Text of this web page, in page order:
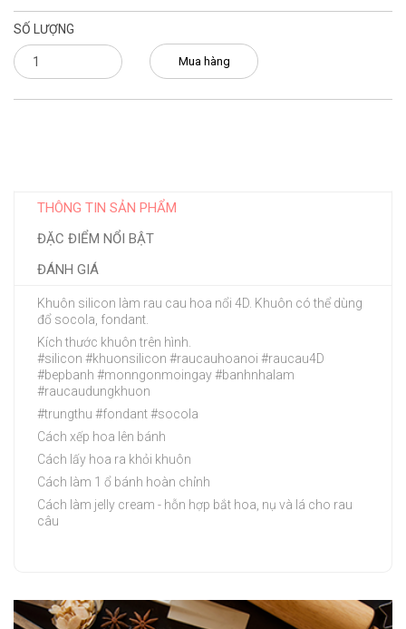
SỐ LƯỢNG
Mua hàng
THÔNG TIN SẢN PHẨM
ĐẶC ĐIỂM NỔI BẬT
ĐÁNH GIÁ
Khuôn silicon làm rau cau hoa nổi 4D. Khuôn có thể dùng
đổ socola, fondant.
Kích thước khuôn trên hình.
#silicon #khuonsilicon #raucauhoanoi #raucau4D
#bepbanh #monngonmoingay #banhnhalam
#raucaudungkhuon
#trungthu #fondant #socola
Cách xếp hoa lên bánh
Cách lấy hoa ra khỏi khuôn
Cách làm 1 ổ bánh hoàn chỉnh
Cách làm jelly cream - hỗn hợp bắt hoa, nụ và lá cho rau
câu